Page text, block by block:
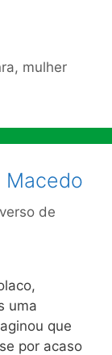
, mulher
Macedo
de
uma
que
por acaso